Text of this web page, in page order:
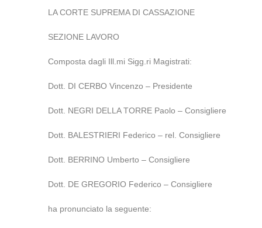
LA CORTE SUPREMA DI CASSAZIONE
SEZIONE LAVORO
Composta dagli Ill.mi Sigg.ri Magistrati:
Dott. DI CERBO Vincenzo – Presidente
Dott. NEGRI DELLA TORRE Paolo – Consigliere
Dott. BALESTRIERI Federico – rel. Consigliere
Dott. BERRINO Umberto – Consigliere
Dott. DE GREGORIO Federico – Consigliere
ha pronunciato la seguente: